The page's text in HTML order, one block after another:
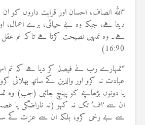
“اللہ انصاف، احسان اور قرابت داروں کو
دیتا ہے، جبکہ وہ بے حیائی، برے اعمال،
ہے۔ وہ تمہیں نصیحت کرتا ہے تاکہ تم
16:90)
“تمہارے رب نے فیصلہ کر دیا ہے کہ
عبادت نہ کرو اور والدین کے ساتھ بھلائی
یا دونوں بڑھاپے کو پہنچ جائیں (جب) وہ
ان سے ‘اف’ تک نہ کہو (نہ ناراضگی یا
سے بے رخی کرو، بلکہ ان سے عزت کے